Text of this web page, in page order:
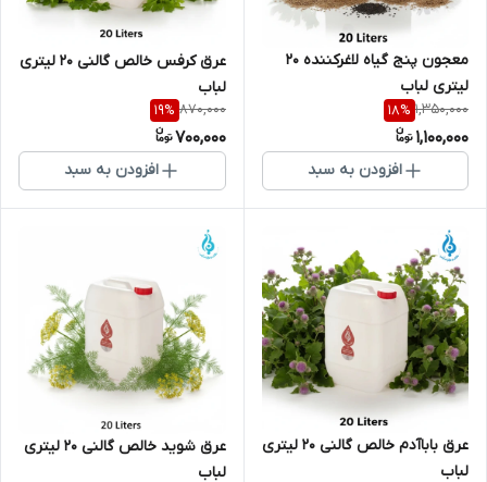
معجون پنج گیاه لاغرکننده 20
لیتری لباب
1,350,000
18%
1,100,000
افزودن به سبد
عرق کرفس خالص گالنی 20 لیتری
لباب
870,000
19%
700,000
افزودن به سبد
عرق باباآدم خالص گالنی 20 لیتری
لباب
عرق شوید خالص گالنی 20 لیتری
لباب